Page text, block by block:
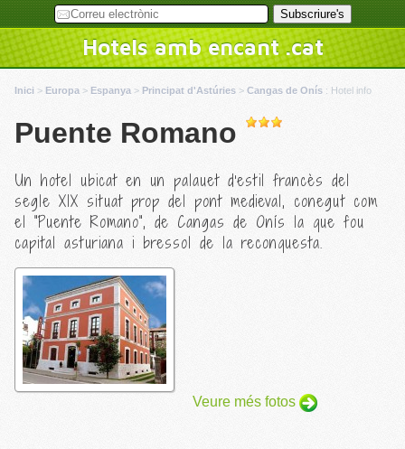
Hotels amb encant .cat
Inici > Europa > Espanya > Principat d'Astúries > Cangas de Onís : Hotel info
Puente Romano
Un hotel ubicat en un palauet d'estil francès del
segle XIX situat prop del pont medieval, conegut com
el "Puente Romano", de Cangas de Onís la que fou
capital asturiana i bressol de la reconquesta.
Veure més fotos